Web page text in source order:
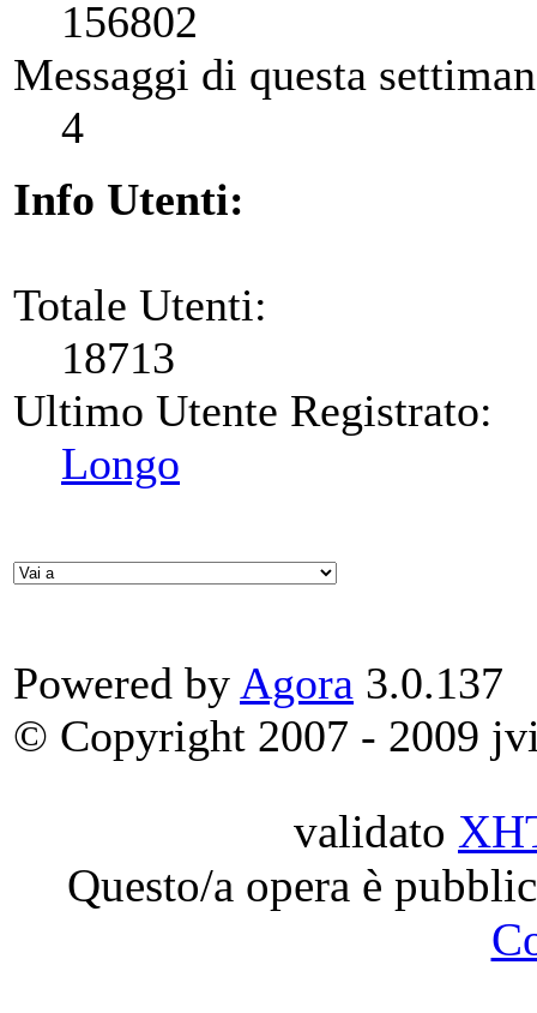
156802
Messaggi di questa
4
Info Utenti:
Totale Utenti:
18713
Ultimo Utente Registrato:
Longo
Powered by Agora 3.0.137
© Copyright 2007 - 2009
validato
Questo/a opera è